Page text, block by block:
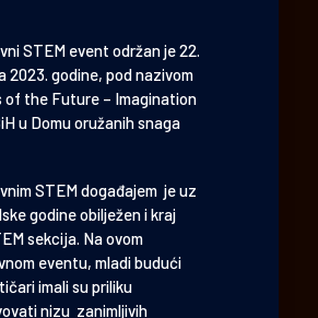
STEM event održan je 22.
2023. godine, pod nazivom
of the Future – Imagination
u Domu oružanih snaga
STEM događajem je uz
godine obilježen i kraj
sekcija. Na ovom
eventu, mladi budući
imali su priliku
nizu zanimljivih